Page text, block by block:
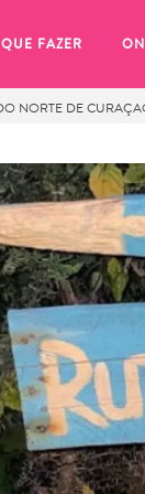
FAZER
NORTE DE
algo para